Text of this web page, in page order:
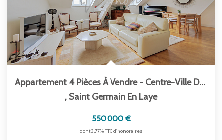
Appartement 4 Pièces À Vendre - Centre-Ville De...
, Saint Germain En Laye
550 000 €
dont 3,77% TTC d'honoraires